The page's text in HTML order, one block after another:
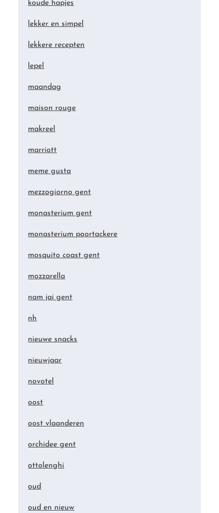
koude hapjes
lekker en simpel
lekkere recepten
lepel
maandag
maison rouge
makreel
marriott
meme gusta
mezzogiorno gent
monasterium gent
monasterium poortackere
mosquito coast gent
mozzarella
nam jai gent
nh
nieuwe snacks
nieuwjaar
novotel
oost
oost vlaanderen
orchidee gent
ottolenghi
oud
oud en nieuw